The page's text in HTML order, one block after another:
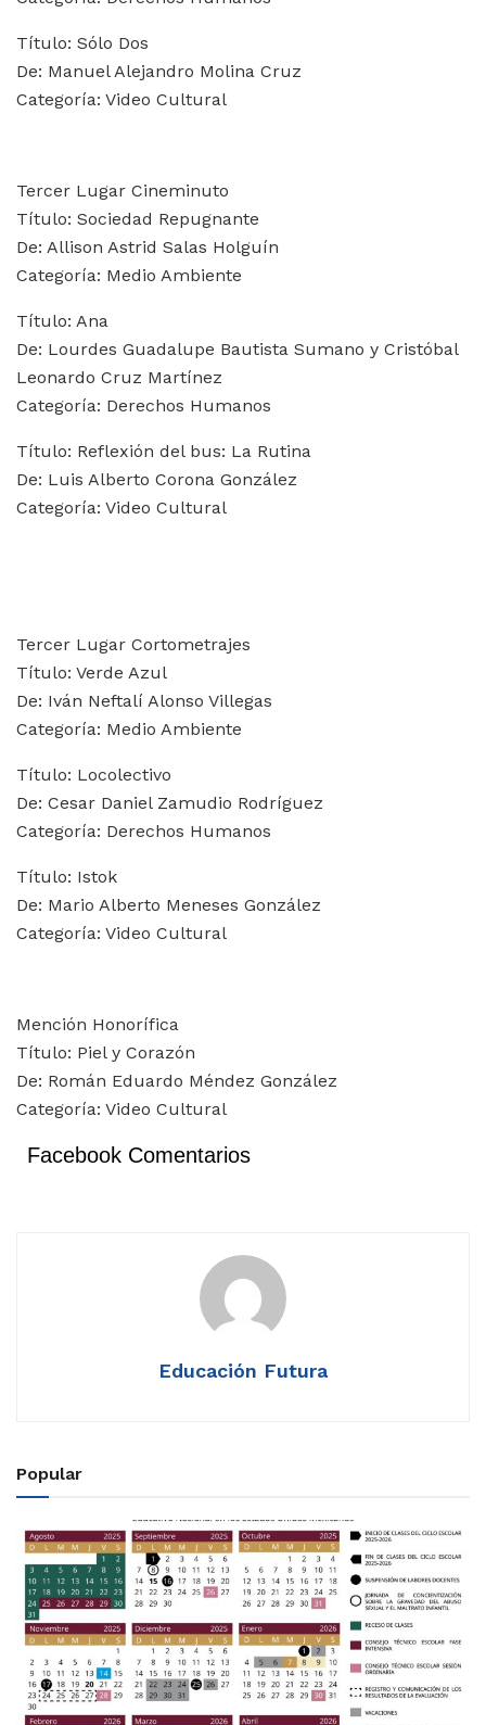
Título: Sólo Dos
De: Manuel Alejandro Molina Cruz
Categoría: Video Cultural
Tercer Lugar Cineminuto
Título: Sociedad Repugnante
De: Allison Astrid Salas Holguín
Categoría: Medio Ambiente
Título: Ana
De: Lourdes Guadalupe Bautista Sumano y Cristóbal
Leonardo Cruz Martínez
Categoría: Derechos Humanos
Título: Reflexión del bus: La Rutina
De: Luis Alberto Corona González
Categoría: Video Cultural
Tercer Lugar Cortometrajes
Título: Verde Azul
De: Iván Neftalí Alonso Villegas
Categoría: Medio Ambiente
Título: Locolectivo
De: Cesar Daniel Zamudio Rodríguez
Categoría: Derechos Humanos
Título: Istok
De: Mario Alberto Meneses González
Categoría: Video Cultural
Mención Honorífica
Título: Piel y Corazón
De: Román Eduardo Méndez González
Categoría: Video Cultural
Facebook Comentarios
Educación Futura
Popular